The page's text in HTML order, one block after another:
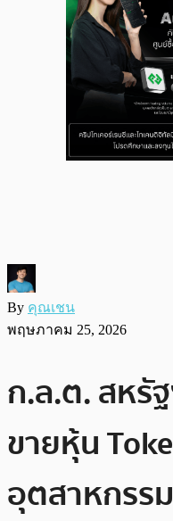
By คุณเชน
พฤษภาคม 25, 2026
ก.ล.ต. สหรั
ขายหุ้น
อุตสาหกรร